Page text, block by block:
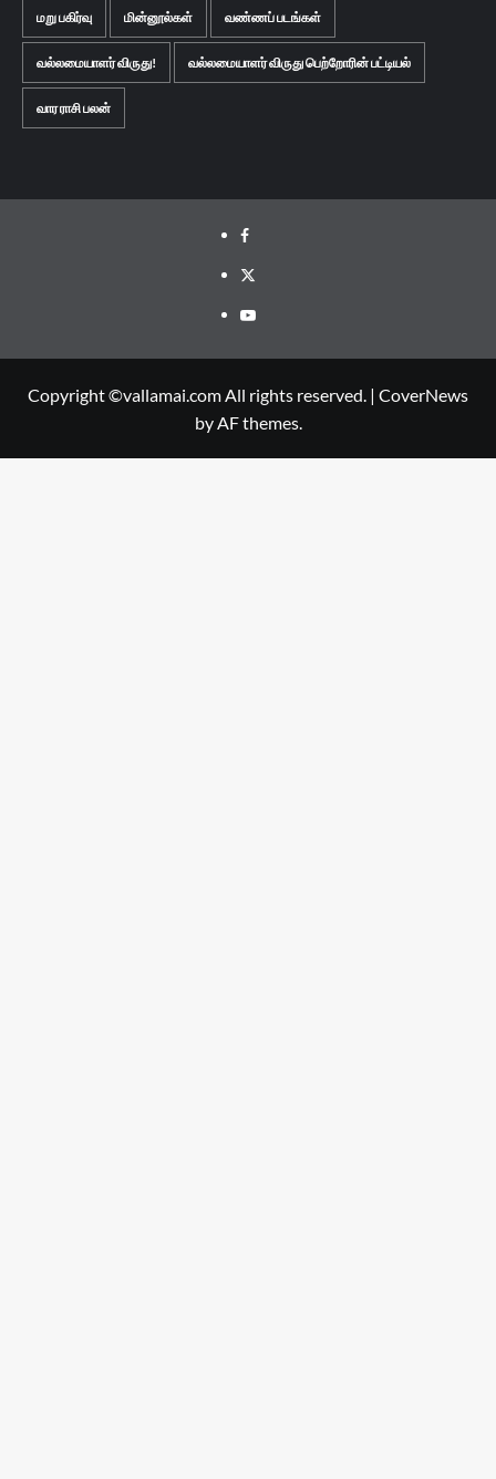
மறு பகிர்வு மின்னூல்கள் வண்ணப் படங்கள்
வல்லமையாளர் விருது! வல்லமையாளர் விருது பெற்றோரின் பட்டியல்
வார ராசி பலன்
Facebook
Twitter
Youtube
Copyright ©vallamai.com All rights reserved. | CoverNews
by AF themes.